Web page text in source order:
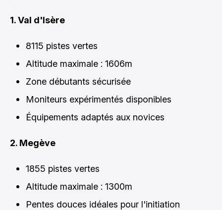
1. Val d'Isère
8115 pistes vertes
Altitude maximale : 1606m
Zone débutants sécurisée
Moniteurs expérimentés disponibles
Équipements adaptés aux novices
2. Megève
1855 pistes vertes
Altitude maximale : 1300m
Pentes douces idéales pour l'initiation